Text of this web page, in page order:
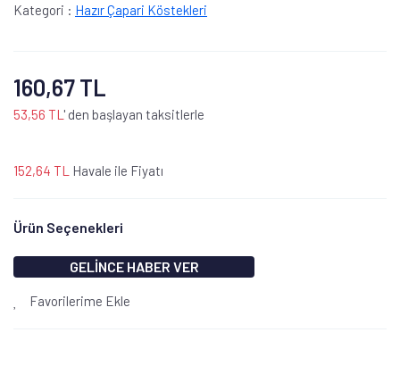
Kategori : Hazır Çapari Köstekleri
160,67 TL
53,56 TL ' den başlayan taksitlerle
152,64 TL Havale ile Fiyatı
Ürün Seçenekleri
GELİNCE HABER VER
Favorilerime Ekle